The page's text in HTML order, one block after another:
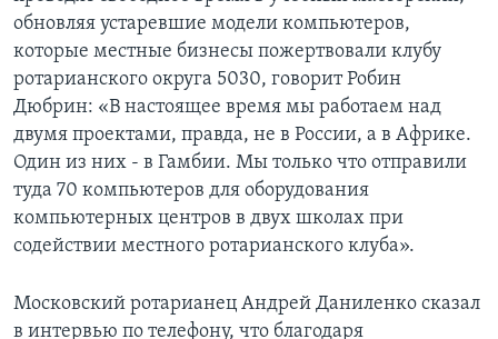
обновляя устаревшие модели компьютеров,
которые местные бизнесы пожертвовали клубу
ротарианского округа 5030, говорит Робин
Дюбрин: «В настоящее время мы работаем над
двумя проектами, правда, не в России, а в Африке.
Один из них - в Гамбии. Мы только что отправили
туда 70 компьютеров для оборудования
компьютерных центров в двух школах при
содействии местного ротарианского клуба».
Московский ротарианец Андрей Даниленко сказал
в интервью по телефону, что благодаря